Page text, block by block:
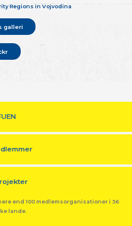
Regions in Vojvodina
galleri
end 100 medlemsorganisationer i 36
lande.